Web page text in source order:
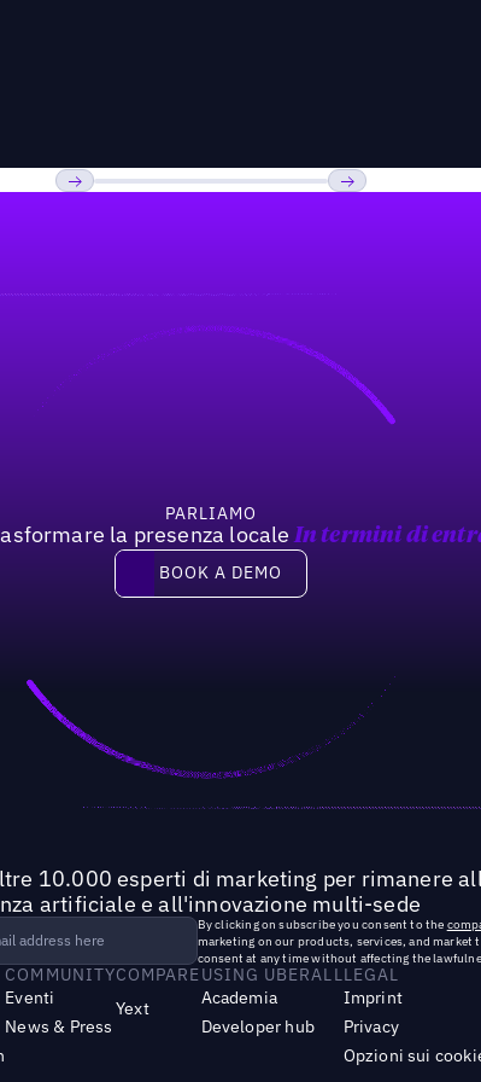
PARLIAMO
la presenza locale In termini di
Book a demo
BOOK A DEMO
10.000 esperti di marketing per rimanere
artificiale e all'innovazione multi-sede
By clicking on subscribe you consent to the
marketing on our products, services, and market
consent at any time without affecting the
COMMUNITY
Eventi
News & Press
COMPARE
Yext
USING UBERALL
Academia
Developer hub
LEGAL
Imprint
Privacy
Opzioni sui